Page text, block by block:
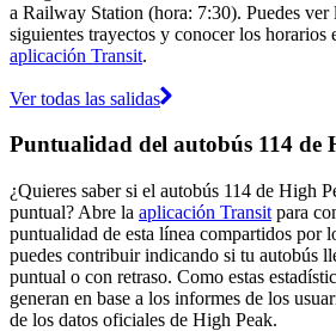
a Railway Station (hora: 7:30). Puedes ver
siguientes trayectos y conocer los horarios
aplicación Transit.
Ver todas las salidas
Puntualidad del autobús 114 de
¿Quieres saber si el autobús 114 de High
puntual? Abre la aplicación Transit para
puntualidad de esta línea compartidos por
puedes contribuir indicando si tu autobús
puntual o con retraso. Como estas
generan en base a los informes de los
de los datos oficiales de High Peak.